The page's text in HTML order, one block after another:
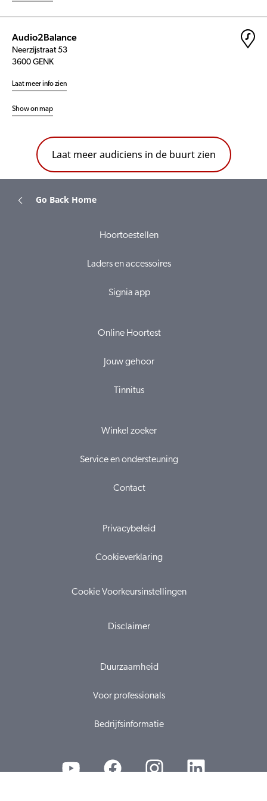
Audio2Balance
Neerzijstraat 53
3600 GENK
Laat meer info zien
Show on map
Laat meer audiciens in de buurt zien
Go Back Home
Hoortoestellen
Laders en accessoires
Signia app
Online Hoortest
Jouw gehoor
Tinnitus
Winkel zoeker
Service en ondersteuning
Contact
Privacybeleid
Cookieverklaring
Cookie Voorkeursinstellingen
Disclaimer
Duurzaamheid
Voor professionals
Bedrijfsinformatie